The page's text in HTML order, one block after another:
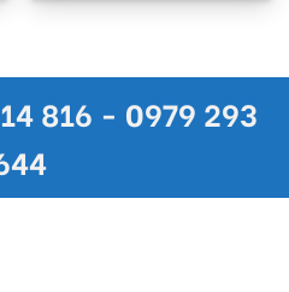
816 - 0979 293